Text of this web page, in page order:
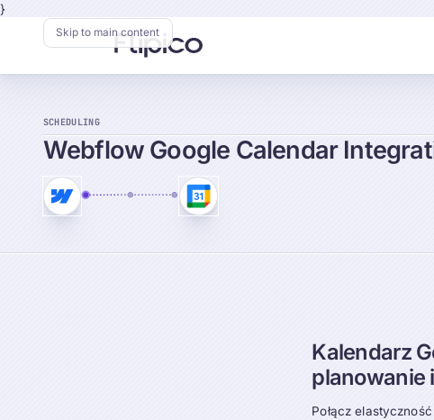
}
Skip to main content
SCHEDULING
Webflow Google Calendar
Kalendarz
planowanie
Połącz